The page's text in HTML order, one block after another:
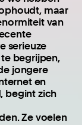
maar
van
serieuze
begrijpen,
jongere
en
begint zich
Ze voelen